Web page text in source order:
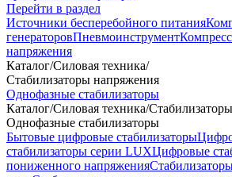
Перейти в раздел
Источники бесперебойного питания
генераторовПневмоинструмент
напряжения
Каталог/Силовая техника/
Стабилизаторы напряжения
Однофазные стабилизаторы
Каталог/Силовая техника/
Однофазные стабилизаторы
Бытовые цифровые стабилизаторы
стабилизаторы серии LUXЦифровые
пониженного напряжения